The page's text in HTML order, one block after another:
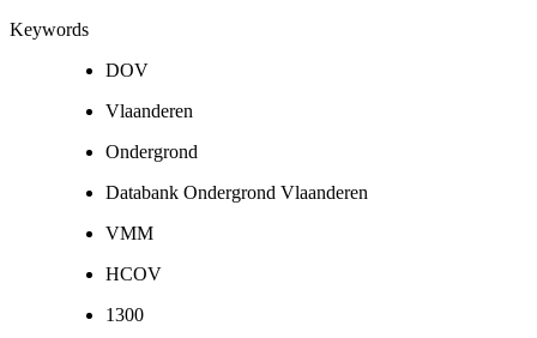
Keywords
DOV
Vlaanderen
Ondergrond
Databank Ondergrond Vlaanderen
VMM
HCOV
1300